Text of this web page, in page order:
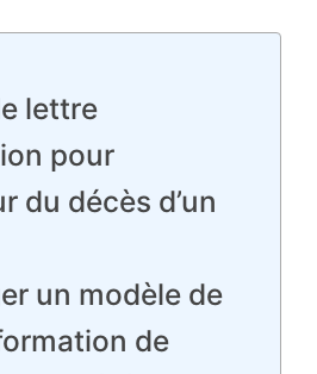
lettre
pour
du décès d’un
un modèle de
de